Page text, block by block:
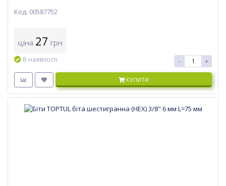
Код: 00587752
ціна 27 грн
В наявності - +
КУПИТИ